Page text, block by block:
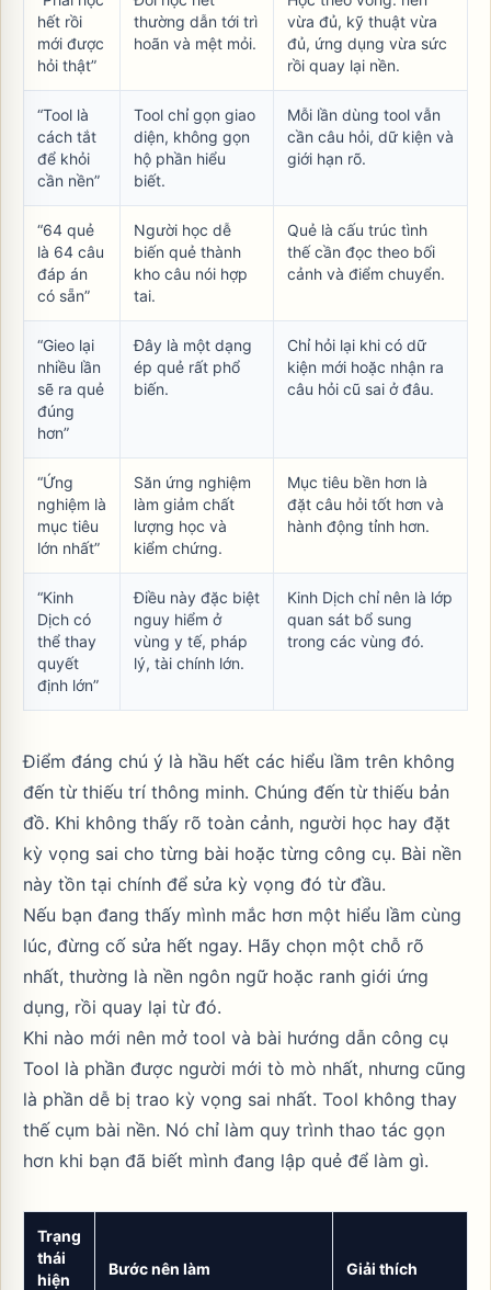
hết rồi
mới được
hỏi thật”
thường dẫn tới trì
hoãn và mệt mỏi.
vừa đủ, kỹ thuật vừa
đủ, ứng dụng vừa sức
rồi quay lại nền.
“Tool là
cách tắt
để khỏi
cần nền”
Tool chỉ gọn giao
diện, không gọn
hộ phần hiểu
biết.
Mỗi lần dùng tool vẫn
cần câu hỏi, dữ kiện và
giới hạn rõ.
“64 quẻ
là 64 câu
đáp án
có sẵn”
Người học dễ
biến quẻ thành
kho câu nói hợp
tai.
Quẻ là cấu trúc tình
thế cần đọc theo bối
cảnh và điểm chuyển.
“Gieo lại
nhiều lần
sẽ ra quẻ
đúng
hơn”
Đây là một dạng
ép quẻ rất phổ
biến.
Chỉ hỏi lại khi có dữ
kiện mới hoặc nhận ra
câu hỏi cũ sai ở đâu.
“Ứng
nghiệm là
mục tiêu
lớn nhất”
Săn ứng nghiệm
làm giảm chất
lượng học và
kiểm chứng.
Mục tiêu bền hơn là
đặt câu hỏi tốt hơn và
hành động tỉnh hơn.
“Kinh
Dịch có
thể thay
quyết
định lớn”
Điều này đặc biệt
nguy hiểm ở
vùng y tế, pháp
lý, tài chính lớn.
Kinh Dịch chỉ nên là lớp
quan sát bổ sung
trong các vùng đó.
Điểm đáng chú ý là hầu hết các hiểu lầm trên không
đến từ thiếu trí thông minh. Chúng đến từ thiếu bản
đồ. Khi không thấy rõ toàn cảnh, người học hay đặt
kỳ vọng sai cho từng bài hoặc từng công cụ. Bài nền
này tồn tại chính để sửa kỳ vọng đó từ đầu.
Nếu bạn đang thấy mình mắc hơn một hiểu lầm cùng
lúc, đừng cố sửa hết ngay. Hãy chọn một chỗ rõ
nhất, thường là nền ngôn ngữ hoặc ranh giới ứng
dụng, rồi quay lại từ đó.
Khi nào mới nên mở tool và bài hướng dẫn công cụ
Tool là phần được người mới tò mò nhất, nhưng cũng
là phần dễ bị trao kỳ vọng sai nhất. Tool không thay
thế cụm bài nền. Nó chỉ làm quy trình thao tác gọn
hơn khi bạn đã biết mình đang lập quẻ để làm gì.
Trạng
thái
hiện
Bước nên làm Giải thích